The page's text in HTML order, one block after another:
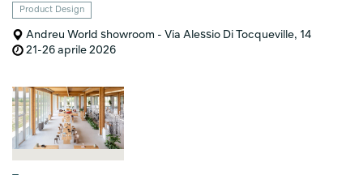
Product Design
Andreu World showroom - Via Alessio Di Tocqueville, 14
21-26 aprile 2026